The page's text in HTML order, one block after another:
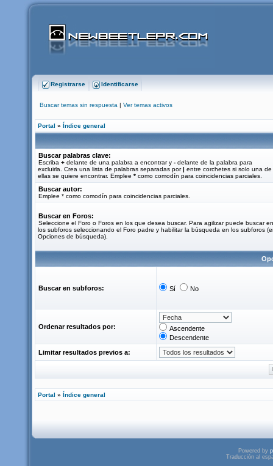
Registrarse Identificarse
Buscar temas sin respuesta | Ver temas activos
Portal » Índice general
Buscar palabras clave:
Escriba + delante de una palabra a encontrar y - delante de la palabra para
excluirla. Crea una lista de palabras separadas por| entre corchetes si solo una de
ellas se quiere encontrar. Emplee * como comodín para coincidencias parciales.
Buscar autor:
Emplee * como comodín para coincidencias parciales.
Buscar en Foros:
Seleccione el Foro o Foros en los que desea buscar. Para agilizar puede buscar en
los subforos seleccionando el Foro padre y habilitar la búsqueda en los subforos
Opciones de búsqueda).
Buscar en subforos: Sí No
Ordenar resultados por:
Ascendente
Descendente
Limitar resultados previos a:
Portal » Índice general
Powered by
Traducción al